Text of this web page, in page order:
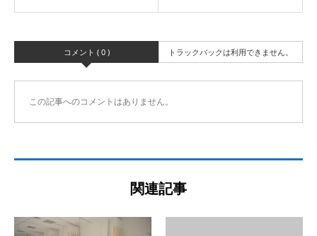
コメント ( 0 ) トラックバックは利用できません。
この記事へのコメントはありません。
関連記事